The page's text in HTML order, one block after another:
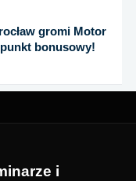
gromi Motor
bonusowy!
i